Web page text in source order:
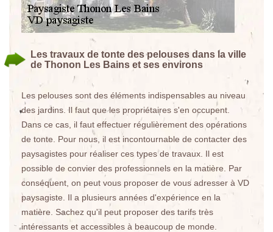
Les travaux de tonte des pelouses dans la ville
de Thonon Les Bains et ses environs
Les pelouses sont des éléments indispensables au niveau
des jardins. Il faut que les propriétaires s'en occupent.
Dans ce cas, il faut effectuer régulièrement des opérations
de tonte. Pour nous, il est incontournable de contacter des
paysagistes pour réaliser ces types de travaux. Il est
possible de convier des professionnels en la matière. Par
conséquent, on peut vous proposer de vous adresser à VD
paysagiste. Il a plusieurs années d'expérience en la
matière. Sachez qu'il peut proposer des tarifs très
intéressants et accessibles à beaucoup de monde.